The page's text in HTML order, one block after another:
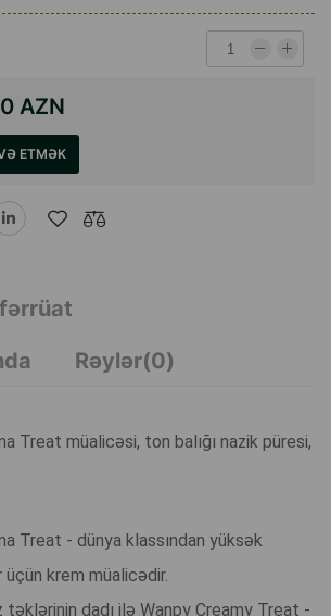
AZN
ETMƏK
Rəylər(0)
Treat müalicəsi, ton balığı nazik püresi,
Treat - dünya klassından yüksək
krem müalicədir.
təklərinin dadı ilə Wanpy Creamy Treat -